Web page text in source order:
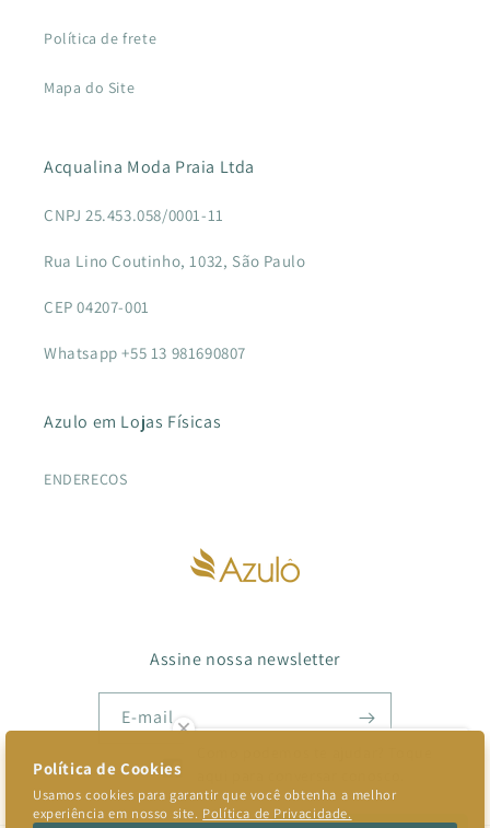
Política de frete
Mapa do Site
Acqualina Moda Praia Ltda
CNPJ 25.453.058/0001-11
Rua Lino Coutinho, 1032, São Paulo
CEP 04207-001
Whatsapp +55 13 981690807
Azulo em Lojas Físicas
ENDEREÇOS
Assine nossa newsletter
E-mail
Facebook